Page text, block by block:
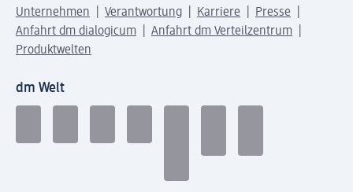
Unternehmen Verantwortung Karriere
Presse
Anfahrt dm dialogicum
Anfahrt dm Verteilzentrum
Produktwelten
dm Welt